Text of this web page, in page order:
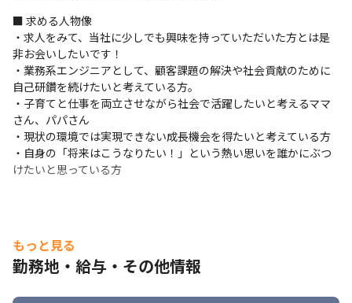
・単価／案件情報100％開示
・高還元率×賞与年3回＝業界でも高い給与水準を達成していま
す。
＜働きやすい環境＞
・残業少、年間休日130日（2022年実績）
・びずめし（健康支援を目的とした食事福利厚生支援）
・ママ、パパ応援
・副業OK実績多数
・リモートワーク相談可能
＜入社時・案件参画中＞
・入社後の早期活躍＆定着に向けた支援として「オンボーディン
グ制度」を導入しています。この制度では、入社後から継続した
「1on1」の定期実施などの、様々な施策を行っております。
■ 求める人物像
・求人をみて、当社に少しでも興味を持っていただいた方とは是
非お会いしたいです！
・業務系エンジニアとして、顧客課題の解決や社会貢献のために
自己研鑽を続けたいと考えている方。
・子育てと仕事を両立させながら社会で活躍したいと考えるママ
さん、パパさん
・現状の環境では実現できない成長機会を得たいと考えている方
・自身の「将来はこうなりたい！」という熱い思いを誰かにぶつ
けたいと思っている方
もっと見る
勤務地・給与・その他情報